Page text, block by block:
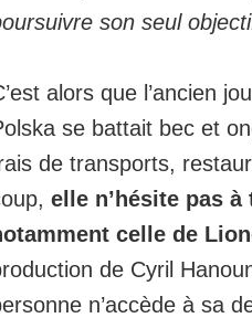
son seul
alors que l’ancien
se battait bec et
de transports,
elle n’hésite pas
celle de
de Cyril
n’accède à sa